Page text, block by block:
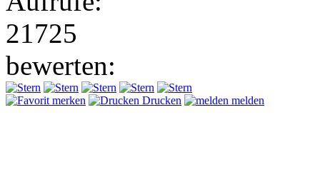
21725
bewerten:
merken Drucken melden